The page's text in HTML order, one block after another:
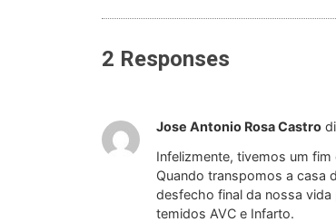
2 Responses
Jose Antonio Rosa Castro
Infelizmente, tivemos um
Quando transpomos a casa
desfecho final da nossa
temidos AVC e Infarto.